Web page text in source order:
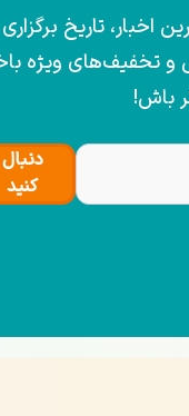
تاریخ برگزاری
و تخفیف‌های ویژه
باش!
دنبال
کنید